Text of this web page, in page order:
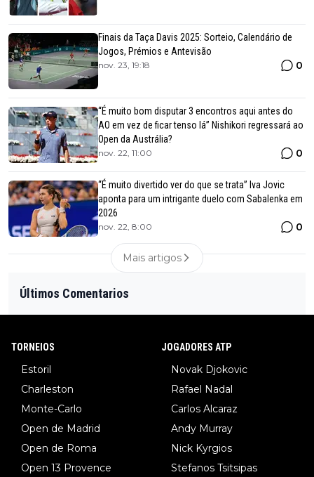
Finais da Taça Davis 2025: Sorteio, Calendário de
Jogos, Prémios e Antevisão
nov. 23, 19:18 0
“É muito bom disputar 3 encontros aqui antes do
AO em vez de ficar tenso lá” Nishikori regressará ao
Open da Austrália?
nov. 22, 11:00 0
“É muito divertido ver do que se trata” Iva Jovic
aponta para um intrigante duelo com Sabalenka em
2026
nov. 22, 8:00 0
Mais artigos
Últimos Comentarios
TORNEIOS
Estoril
Charleston
Monte-Carlo
Open de Madrid
Open de Roma
Open 13 Provence
JOGADORES ATP
Novak Djokovic
Rafael Nadal
Carlos Alcaraz
Andy Murray
Nick Kyrgios
Stefanos Tsitsipas